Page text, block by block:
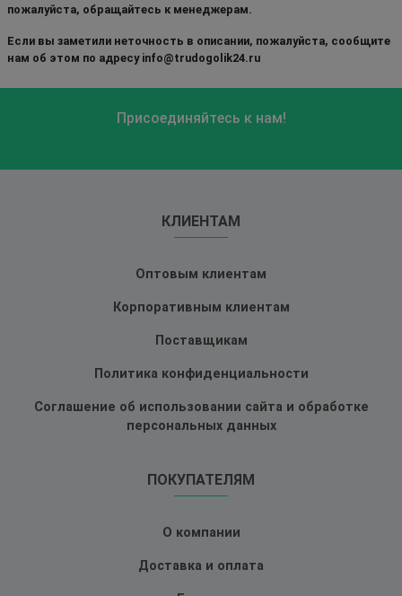
пожалуйста, обращайтесь к менеджерам.
Если вы заметили неточность в описании, пожалуйста, сообщите
нам об этом по адресу info@trudogolik24.ru
Присоединяйтесь к нам!
КЛИЕНТАМ
Оптовым клиентам
Корпоративным клиентам
Поставщикам
Политика конфиденциальности
Соглашение об использовании сайта и обработке
персональных данных
ПОКУПАТЕЛЯМ
О компании
Доставка и оплата